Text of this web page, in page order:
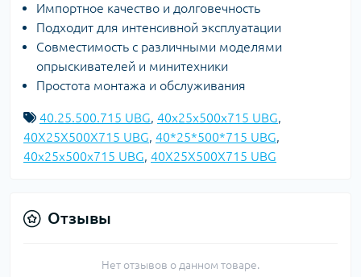
Импортное качество и долговечность
Подходит для интенсивной эксплуатации
Совместимость с различными моделями
опрыскивателей и минитехники
Простота монтажа и обслуживания
40.25.500.715 UBG, 40x25x500x715 UBG,
40X25X500X715 UBG, 40*25*500*715 UBG,
40х25х500х715 UBG, 40Х25Х500Х715 UBG
Отзывы
Нет отзывов о данном товаре.